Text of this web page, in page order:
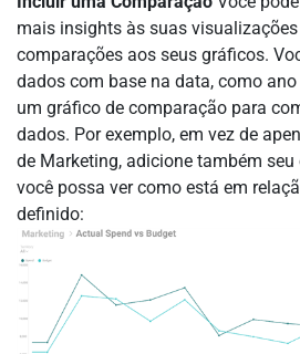
mais insights às suas
comparações aos seus gráficos.
dados com base na data, como
um gráfico de comparação para
dados. Por exemplo, em vez de
de Marketing, adicione também
você possa ver como está em
definido: